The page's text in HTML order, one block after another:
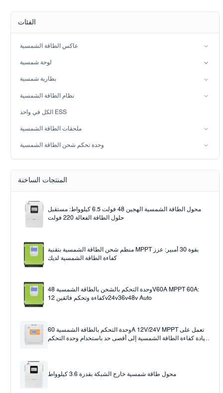
الفئات
عاكس الطاقة الشمسية
عاكس الطور المنقسم
لوحة شمسية
كثرة الوحيدات
بطارية شمسية
بطارية حمض الرصاص
بطارية LiFePO4
نظام الطاقة الشمسية
نظام الطاقة الشمسية على الشبكة
نظام الطاقة الشمسية خارج الشبكة
الكل في واحد ESS
ملحقات الطاقة الشمسية
الضوء الشمسي
Solar pump
وحدة تحكم شحن الطاقة الشمسية
PWM
المنتجات الساخنة
محول الطاقة الشمسية الهجين 48 فولت 6.5 كيلوواط: مستقبل
حلول الطاقة الفعالة 220 فولت
منظم شحن الطاقة الشمسية بتقنية MPPT بقوة 30 أمبير: عزز
كفاءة الطاقة الشمسية لديك
وحدة التحكم بالشحن بالطاقة الشمسية 48V60A MPPT 60A:
كفاءة وتحكم فائقين 12v24v36v48v Auto
وحدة التحكم بالطاقة الشمسية 60A 12V/24V MPPT تعمل على
زيادة كفاءة الطاقة الشمسية إلى أقصى حد باستخدام وحدة التحكم
محول طاقة شمسية خارج الشبكة بقدرة 3.6 كيلوواط